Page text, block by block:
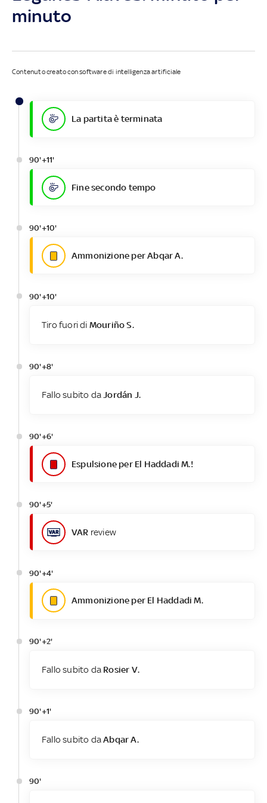
minuto
Contenuto creato con software di intelligenza artificiale
La partita è terminata
90'+11'
Fine secondo tempo
90'+10'
Ammonizione per Abqar A.
90'+10'
Tiro fuori di Mouriño S.
90'+8'
Fallo subito da Jordán J.
90'+6'
Espulsione per El Haddadi M.!
90'+5'
VAR review
90'+4'
Ammonizione per El Haddadi M.
90'+2'
Fallo subito da Rosier V.
90'+1'
Fallo subito daAbqar A.
90'